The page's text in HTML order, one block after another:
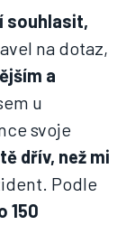
souhlasit,
na dotaz,
a
u
svoje
dřív, než mi
Podle
150